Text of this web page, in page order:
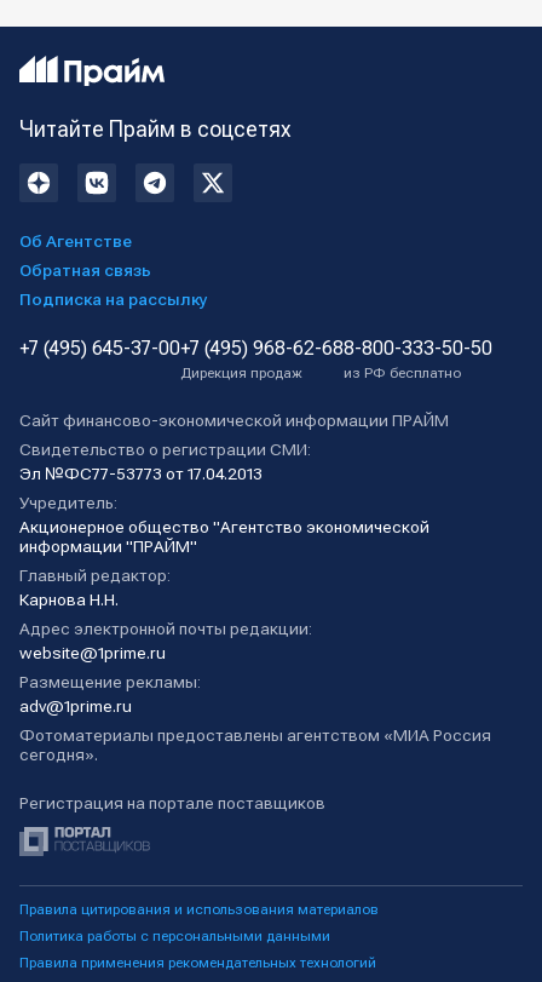
Читайте Прайм в соцсетях
Об Агентстве
Обратная связь
Подписка на рассылку
+7 (495) 645-37-00+7 (495) 968-62-68
Дирекция продаж
8-800-333-50-50
из РФ бесплатно
Сайт финансово-экономической информации ПРАЙМ
Свидетельство о регистрации СМИ:
Эл №ФС77-53773 от 17.04.2013
Учредитель:
Акционерное общество "Агентство экономической
информации "ПРАЙМ"
Главный редактор:
Карнова Н.Н.
Адрес электронной почты редакции:
website@1prime.ru
Размещение рекламы:
adv@1prime.ru
Фотоматериалы предоставлены агентством «МИА Россия
сегодня».
Регистрация на портале поставщиков
Правила цитирования и использования материалов
Политика работы с персональными данными
Правила применения рекомендательных технологий